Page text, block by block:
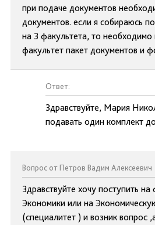
при подаче документов
документов. если я собираюсь
на 3 факультета, то
факультет пакет документов и
Ответ:
Здравствуйте, Мария
подавать один комплект
Вопрос от Петров Вадим Алексеевич
Здравствуйте хочу поступить на
Экономики или на
(специалитет ) и возник вопрос